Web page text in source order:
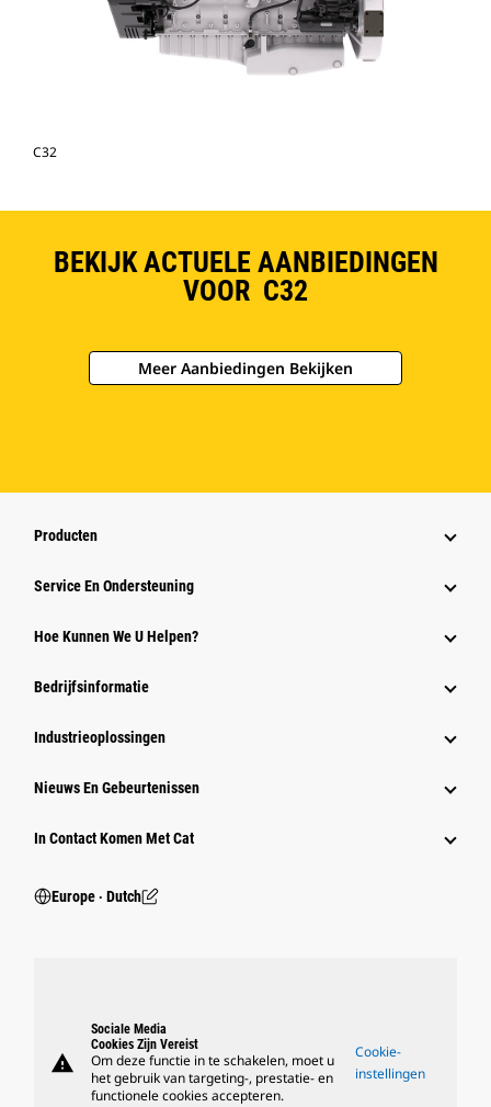
C32
BEKIJK ACTUELE AANBIEDINGEN
VOOR C32
Meer Aanbiedingen Bekijken
Producten
Service En Ondersteuning
Hoe Kunnen We U Helpen?
Bedrijfsinformatie
Industrieoplossingen
Nieuws En Gebeurtenissen
In Contact Komen Met Cat
Europe ‧ Dutch
warning
Sociale Media
Cookies Zijn Vereist
Om deze functie in te schakelen, moet u
het gebruik van targeting-, prestatie- en
functionele cookies accepteren.
Cookie-
instellingen